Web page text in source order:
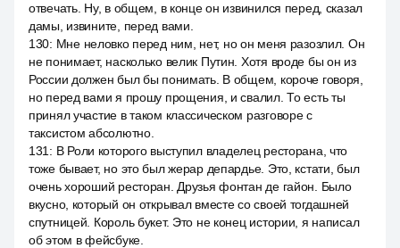
отвечать. Ну, в общем, в конце он извинился перед, сказал
дамы, извините, перед вами.
130: Мне неловко перед ним, нет, но он меня разозлил. Он
не понимает, насколько велик Путин. Хотя вроде бы он из
России должен был бы понимать. В общем, короче говоря,
но перед вами я прошу прощения, и свалил. То есть ты
принял участие в таком классическом разговоре с
таксистом абсолютно.
131 : В Роли которого выступил владелец ресторана, что
тоже бывает, но это был жерар депардье. Это, кстати, был
очень хороший ресторан. Друзья фонтан де гайон. Было
вкусно, который он открывал вместе со своей тогдашней
спутницей. Король букет. Это не конец истории, я написал
об этом в фейсбуке.